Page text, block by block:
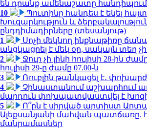
են դրանք ամենաշատը հանդիպում
10
Պուտինը հանդես է եկել
Խուզարկություն և
ընդդիմադիրները (տեսանյութ)
1
Սոչի մեկնող ինքնաթիռը
անցկացրել է մեկ օր, սակայն տեղ
2
Ջուր չի լինի հուլիսի 28-ին
հուլիսի 29-ը ժամը 07.00-ն
3
Ռուբլին թանկացել է․
4
Չինաստանում աշխարհում
մարդուն փոխպատվաստվել է
5
Ո՞րն է սիրված արտիստ
Ալեքսանյանի մահվան պատճառը.
մանրամասներ